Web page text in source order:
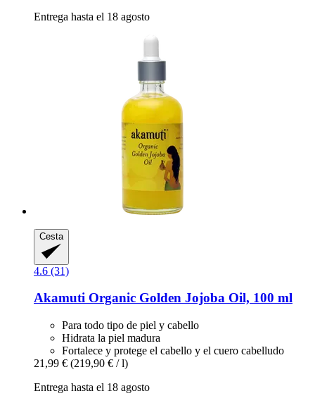
Entrega hasta el 18 agosto
Cesta
4.6 (31)
Akamuti Organic Golden Jojoba Oil, 100 ml
Para todo tipo de piel y cabello
Hidrata la piel madura
Fortalece y protege el cabello y el cuero cabelludo
21,99 € (219,90 € / l)
Entrega hasta el 18 agosto